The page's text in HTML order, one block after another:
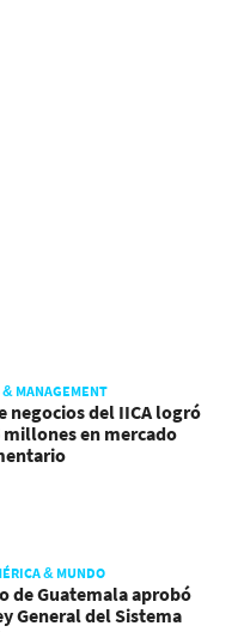
& MANAGEMENT
negocios del IICA logró
millones en mercado
& MUNDO
de Guatemala aprobó
General del Sistema